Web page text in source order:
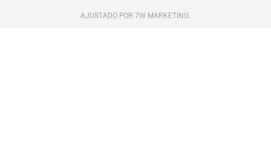
AJUSTADO POR 7W MARKETING.